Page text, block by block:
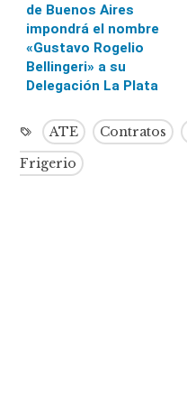
de Buenos Aires
impondrá el nombre
«Gustavo Rogelio
Bellingeri» a su
Delegación La Plata
ATE Contratos
Frigerio